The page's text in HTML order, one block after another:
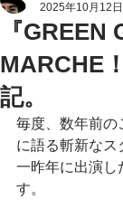
『GREEN
MARCHE
記。
2025年10月12日
毎度、数年前の
に語る斬新な
一昨年に出演し
す。